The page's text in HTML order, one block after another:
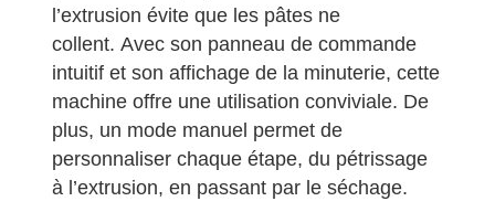
l’extrusion évite que les pâtes ne
collent. Avec son panneau de commande
intuitif et son affichage de la minuterie, cette
machine offre une utilisation conviviale. De
plus, un mode manuel permet de
personnaliser chaque étape, du pétrissage
à l’extrusion, en passant par le séchage.